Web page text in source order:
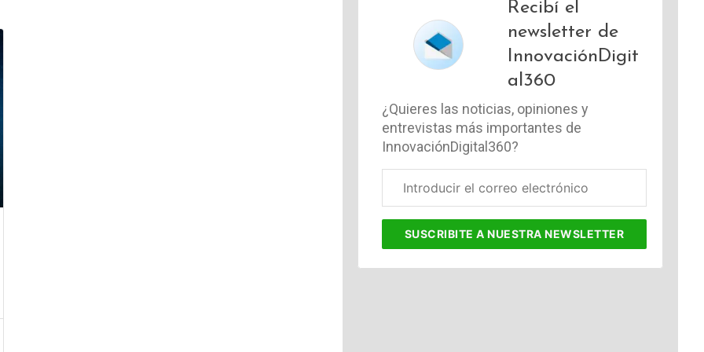
Recibí el
newsletter de
InnovaciónDigit
al360
¿Quieres las noticias, opiniones y
entrevistas más importantes de
InnovaciónDigital360?
electrónico
SUSCRIBITEA NUESTRA NEWSLETTER